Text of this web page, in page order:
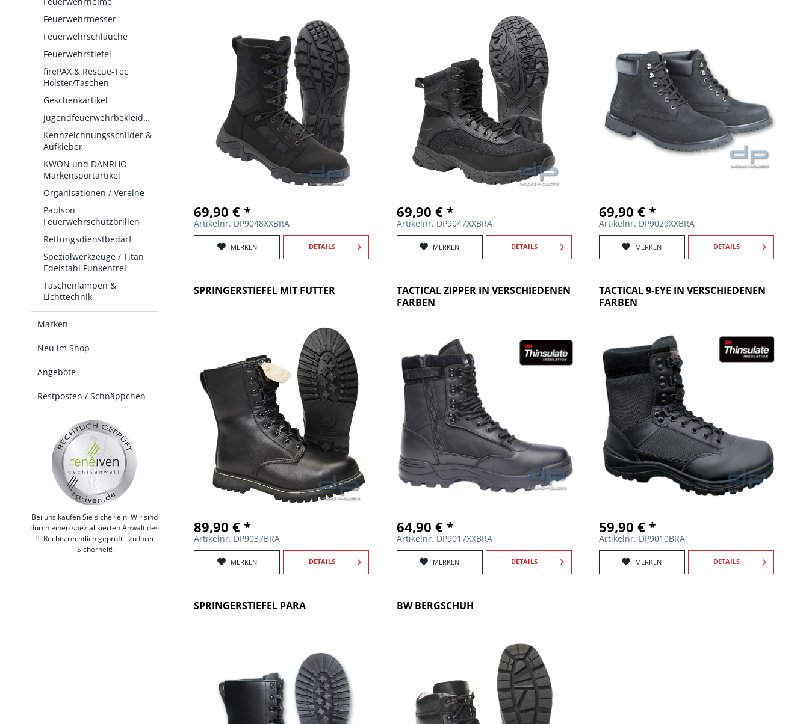
Feuerwehrmesser
Feuerwehrschläuche
Feuerwehrstiefel
firePAX & Rescue-Tec
Holster/Taschen
Geschenkartikel
Jugendfeuerwehrbekleidung
Kennzeichnungsschilder &
Aufkleber
KWON und DANRHO
Markensportartikel
Organisationen / Vereine
Paulson
Feuerwehrschutzbrillen
Rettungsdienstbedarf
Spezialwerkzeuge / Titan
Edelstahl Funkenfrei
Taschenlampen &
Lichttechnik
Marken
Neu im Shop
Angebote
Restposten / Schnäppchen
Bei uns kaufen Sie sicher ein. Wir sind
durch einen spezialisierten Anwalt des
IT-Rechts rechtlich geprüft - zu Ihrer
Sicherheit!
69,90 € *
Artikelnr. DP9048XXBRA
MERKEN DETAILS
69,90 € *
Artikelnr. DP9047XXBRA
MERKEN DETAILS
69,90 € *
Artikelnr. DP9029XXBRA
MERKEN DETAILS
SPRINGERSTIEFEL MIT FUTTER
89,90 € *
Artikelnr. DP9037BRA
MERKEN DETAILS
TACTICAL ZIPPER IN VERSCHIEDENEN
FARBEN
64,90 € *
Artikelnr. DP9017XXBRA
MERKEN DETAILS
TACTICAL 9-EYE IN VERSCHIEDENEN
FARBEN
59,90 € *
Artikelnr. DP9010BRA
MERKEN DETAILS
SPRINGERSTIEFEL PARA BW BERGSCHUH